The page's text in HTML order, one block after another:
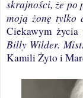
skrajności, że po
moją żonę tylko
Ciekawym
Billy Wilder.
Kamili Żyto i